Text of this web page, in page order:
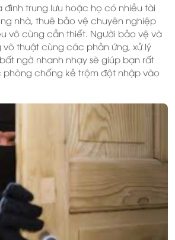
đình trung lưu hoặc họ có nhiều tài
nhà, thuê bảo vệ chuyên nghiệp
vô cùng cần thiết. Người bảo vệ và
võ thuật cùng các phản ứng, xử lý
ngờ nhanh nhạy sẽ giúp bạn rất
phòng chống kẻ trộm đột nhập vào